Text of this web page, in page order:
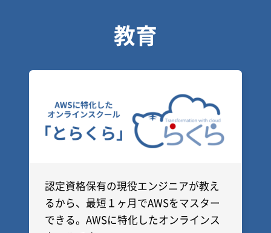
教育
認定資格保有の現役エンジニアが教え
るから、最短１ヶ月でAWSをマスター
できる。AWSに特化したオンラインス